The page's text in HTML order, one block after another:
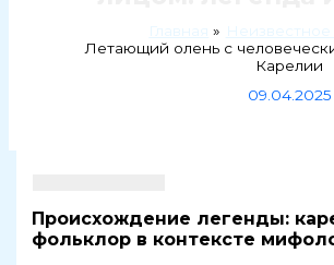
Главная
Неизвестное
Летающий олень с
Карелии
09.04.2025
Происхождение легенды:
фольклор в контексте